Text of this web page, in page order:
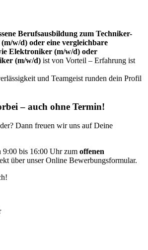
Berufsausbildung zum Techniker-
w/d) oder eine vergleichbare
Elektroniker (m/w/d) oder
(m/w/d) ist von Vorteil – Erfahrung ist
und Teamgeist runden dein Profil
– auch ohne Termin!
Dann freuen wir uns auf Deine
9:00 bis 16:00 Uhr zum offenen
über unser Online Bewerbungsformular.